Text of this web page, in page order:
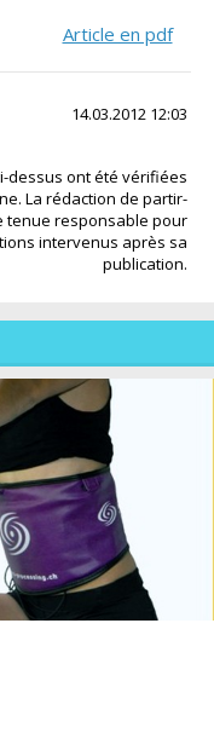
Article en pdf
14.03.2012 12:03
dessus ont été vérifiées
La rédaction de partir-
tenue responsable pour
intervenus après sa
publication.